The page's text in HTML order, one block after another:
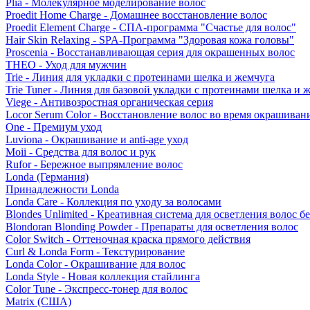
Plia - Молекулярное моделирование волос
Proedit Home Charge - Домашнее восстановление волос
Proedit Element Charge - СПА-программа "Счастье для волос"
Hair Skin Relaxing - SPA-Программа "Здоровая кожа головы"
Proscenia - Восстанавливающая серия для окрашенных волос
THEO - Уход для мужчин
Trie - Линия для укладки с протеинами шелка и жемчуга
Trie Tuner - Линия для базовой укладки с протеинами шелка и
Viege - Антивозростная органическая серия
Locor Serum Color - Восстановление волос во время
One - Премиум уход
Luviona - Окрашивание и anti-age уход
Moii - Средства для волос и рук
Rufor - Бережное выпрямление волос
Londa (Германия)
Принадлежности Londa
Londa Care - Коллекция по уходу за волосами
Blondes Unlimited - Креативная система для осветления волос
Blondoran Blonding Powder - Препараты для осветления волос
Color Switch - Оттеночная краска прямого действия
Curl & Londa Form - Текстурирование
Londa Color - Окрашивание для волос
Londa Style - Новая коллекция стайлинга
Color Tune - Экспресс-тонер для волос
Matrix (США)